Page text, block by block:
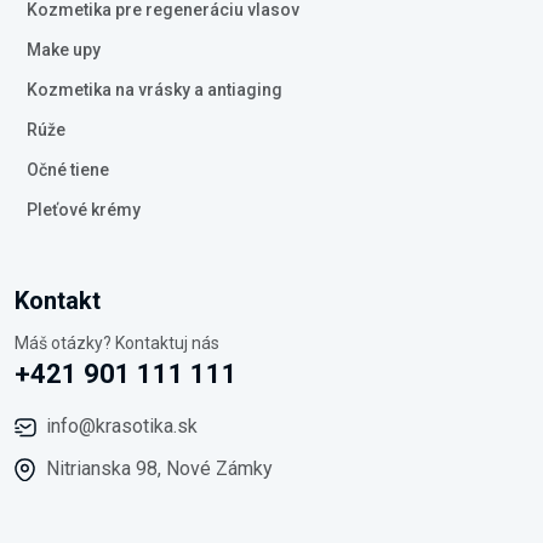
Kozmetika pre regeneráciu vlasov
Make upy
Kozmetika na vrásky a antiaging
Rúže
Očné tiene
Pleťové krémy
Kontakt
Máš otázky? Kontaktuj nás
+421 901 111 111
info@krasotika.sk
Nitrianska 98, Nové Zámky